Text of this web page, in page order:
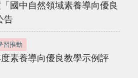
國中自然領域素養導向優良
告
習推動
素養導向優良教學示例評